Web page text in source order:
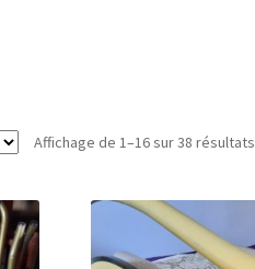
Affichage de 1–16 sur 38 résultats